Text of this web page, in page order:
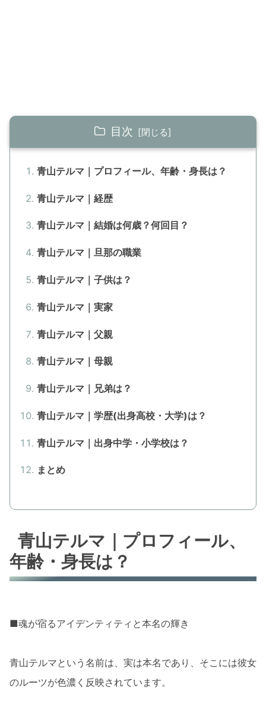
目次
青山テルマ｜プロフィール、年齢・身長は？
青山テルマ｜経歴
青山テルマ｜結婚は何歳？何回目？
青山テルマ｜旦那の職業
青山テルマ｜子供は？
青山テルマ｜実家
青山テルマ｜父親
青山テルマ｜母親
青山テルマ｜兄弟は？
青山テルマ｜学歴(出身高校・大学)は？
青山テルマ｜出身中学・小学校は？
まとめ
青山テルマ｜プロフィール、
年齢・身長は？
■魂が宿るアイデンティティと本名の輝き
青山テルマという名前は、実は本名であり、そこには彼女
のルーツが色濃く反映されています。